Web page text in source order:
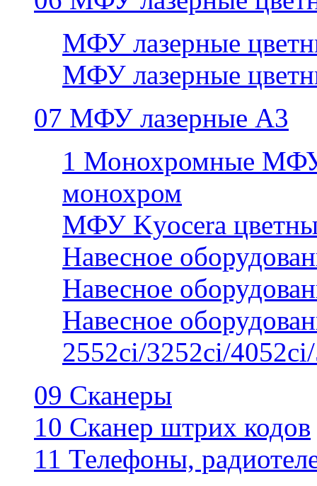
МФУ лазерные
МФУ лазерные
07 МФУ лазерные А3
1 Монохромные
монохром
МФУ Kyocera
Навесное
Навесное
Навесное
2552ci/3252ci/
09 Сканеры
10 Сканер штрих кодов
11 Телефоны,